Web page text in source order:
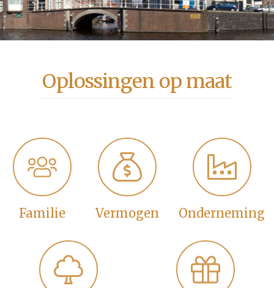
Oplossingen op maat
Familie Vermogen Onderneming